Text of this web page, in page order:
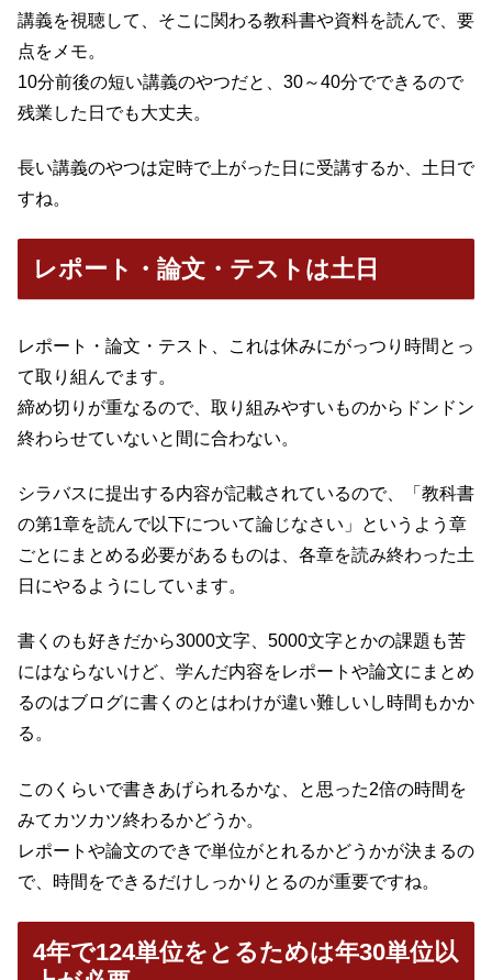
講義を視聴して、そこに関わる教科書や資料を読んで、要
点をメモ。
10分前後の短い講義のやつだと、30～40分でできるので
残業した日でも大丈夫。
長い講義のやつは定時で上がった日に受講するか、土日で
すね。
レポート・論文・テストは土日
レポート・論文・テスト、これは休みにがっつり時間とっ
て取り組んでます。
締め切りが重なるので、取り組みやすいものからドンドン
終わらせていないと間に合わない。
シラバスに提出する内容が記載されているので、「教科書
の第1章を読んで以下について論じなさい」というよう章
ごとにまとめる必要があるものは、各章を読み終わった土
日にやるようにしています。
書くのも好きだから3000文字、5000文字とかの課題も苦
にはならないけど、学んだ内容をレポートや論文にまとめ
るのはブログに書くのとはわけが違い難しいし時間もかか
る。
このくらいで書きあげられるかな、と思った2倍の時間を
みてカツカツ終わるかどうか。
レポートや論文のできで単位がとれるかどうかが決まるの
で、時間をできるだけしっかりとるのが重要ですね。
4年で124単位をとるためは年30単位以